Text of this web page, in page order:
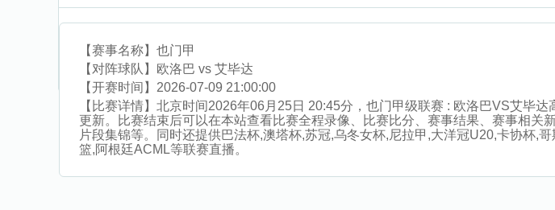
【赛事名称】 也门甲
【对阵球队】 欧洛巴 vs 艾毕达
【开赛时间】 2026-07-09 21:00:00
【比赛详情】 北京时间2026年06月25日 20:45分，也门甲级联赛 : 欧洛巴VS艾毕
更新。比赛结束后可以在本站查看比赛全程录像、比赛比分、赛事结果、赛事相
片段集锦等。同时还提供巴法杯,澳塔杯,苏冠,乌冬女杯,尼拉甲,大洋冠U20,卡协杯,
篮,阿根廷ACML等联赛直播。